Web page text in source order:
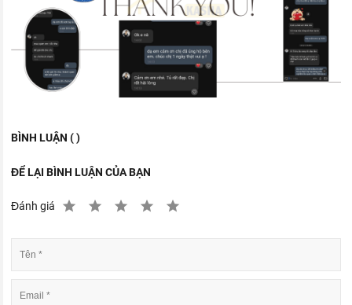
BÌNH LUẬN ( )
ĐỂ LẠI BÌNH LUẬN CỦA BẠN
Đánh giá